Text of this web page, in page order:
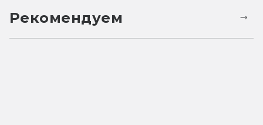
Рекомендуем